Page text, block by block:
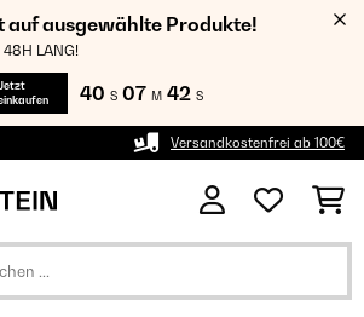
auf ausgewählte Produkte!
48H LANG!
40 S 07 M 41 S
Versandkostenfrei ab 100€